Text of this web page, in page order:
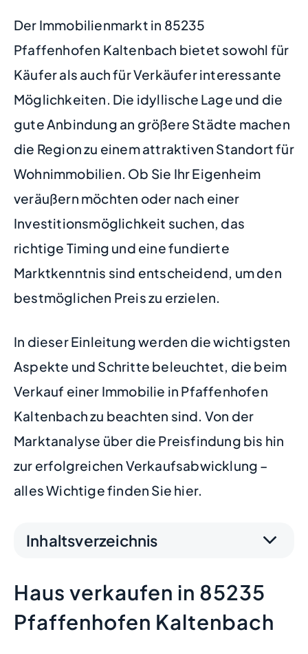
Der Immobilienmarkt in 85235
Pfaffenhofen Kaltenbach bietet sowohl für
Käufer als auch für Verkäufer interessante
Möglichkeiten. Die idyllische Lage und die
gute Anbindung an größere Städte machen
die Region zu einem attraktiven Standort für
Wohnimmobilien. Ob Sie Ihr Eigenheim
veräußern möchten oder nach einer
Investitionsmöglichkeit suchen, das
richtige Timing und eine fundierte
Marktkenntnis sind entscheidend, um den
bestmöglichen Preis zu erzielen.
In dieser Einleitung werden die wichtigsten
Aspekte und Schritte beleuchtet, die beim
Verkauf einer Immobilie in Pfaffenhofen
Kaltenbach zu beachten sind. Von der
Marktanalyse über die Preisfindung bis hin
zur erfolgreichen Verkaufsabwicklung –
alles Wichtige finden Sie hier.
Inhaltsverzeichnis
Haus verkaufen in 85235
Pfaffenhofen Kaltenbach